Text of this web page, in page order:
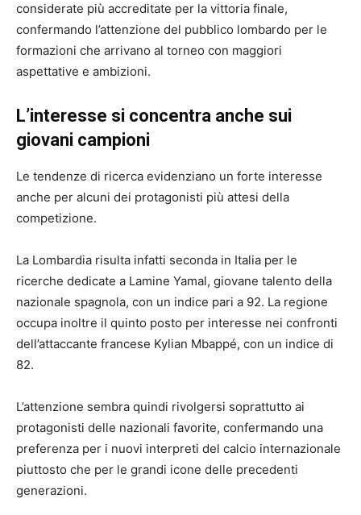
considerate più accreditate per la vittoria finale,
confermando l’attenzione del pubblico lombardo per le
formazioni che arrivano al torneo con maggiori
aspettative e ambizioni.
L’interesse si concentra anche sui
giovani campioni
Le tendenze di ricerca evidenziano un forte interesse
anche per alcuni dei protagonisti più attesi della
competizione.
La Lombardia risulta infatti seconda in Italia per le
ricerche dedicate a Lamine Yamal, giovane talento della
nazionale spagnola, con un indice pari a 92. La regione
occupa inoltre il quinto posto per interesse nei confronti
dell’attaccante francese Kylian Mbappé, con un indice di
82.
L’attenzione sembra quindi rivolgersi soprattutto ai
protagonisti delle nazionali favorite, confermando una
preferenza per i nuovi interpreti del calcio internazionale
piuttosto che per le grandi icone delle precedenti
generazioni.